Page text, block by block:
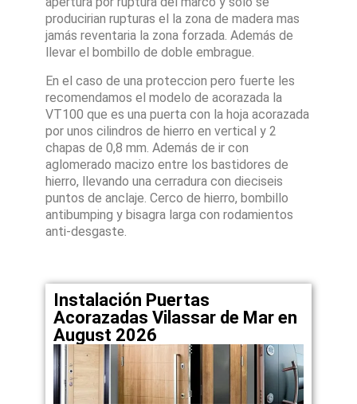
producirian rupturas el la zona de madera mas
jamás reventaria la zona forzada. Además de
llevar el bombillo de doble embrague.
En el caso de una proteccion pero fuerte les
recomendamos el modelo de acorazada la
VT100 que es una puerta con la hoja acorazada
por unos cilindros de hierro en vertical y 2
chapas de 0,8 mm. Además de ir con
aglomerado macizo entre los bastidores de
hierro, llevando una cerradura con dieciseis
puntos de anclaje. Cerco de hierro, bombillo
antibumping y bisagra larga con rodamientos
anti-desgaste.
Instalación Puertas
Acorazadas Vilassar de Mar en
August 2026